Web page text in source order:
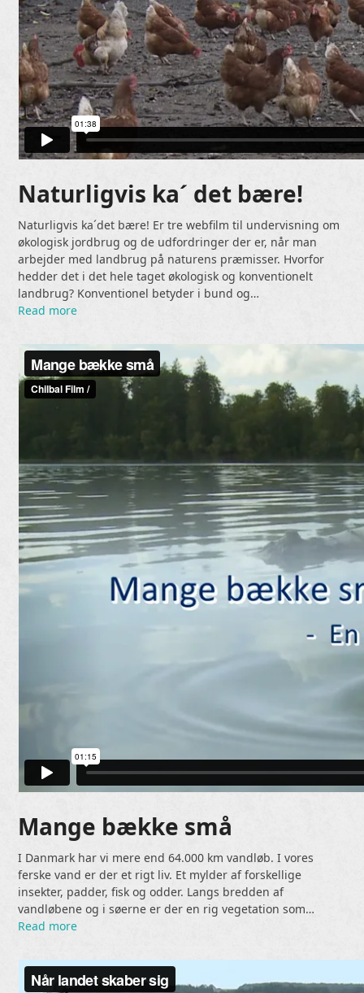
Naturligvis ka´ det bære!
Naturligvis ka´det bære! Er tre webfilm til undervisning om
økologisk jordbrug og de udfordringer der er, når man
arbejder med landbrug på naturens præmisser. Hvorfor
hedder det i det hele taget økologisk og konventionelt
landbrug? Konventionel betyder i bund og…
Read more
Mange bække små
I Danmark har vi mere end 64.000 km vandløb. I vores
ferske vand er der et rigt liv. Et mylder af forskellige
insekter, padder, fisk og odder. Langs bredden af
vandløbene og i søerne er der en rig vegetation som…
Read more